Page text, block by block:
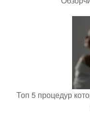
Топ 5 процедур